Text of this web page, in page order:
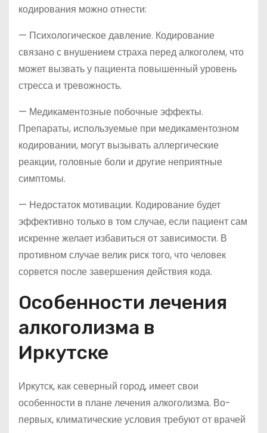
кодирования можно отнести:
— Психологическое давление. Кодирование
связано с внушением страха перед алкоголем, что
может вызвать у пациента повышенный уровень
стресса и тревожность.
— Медикаментозные побочные эффекты.
Препараты, используемые при медикаментозном
кодировании, могут вызывать аллергические
реакции, головные боли и другие неприятные
симптомы.
— Недостаток мотивации. Кодирование будет
эффективно только в том случае, если пациент сам
искренне желает избавиться от зависимости. В
противном случае велик риск того, что человек
сорвется после завершения действия кода.
Особенности лечения
алкоголизма в
Иркутске
Иркутск, как северный город, имеет свои
особенности в плане лечения алкоголизма. Во-
первых, климатические условия требуют от врачей